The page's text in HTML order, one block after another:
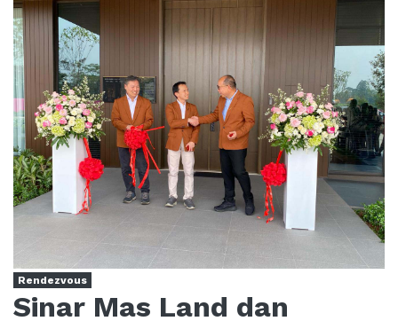
Rendezvous
Sinar Mas Land dan